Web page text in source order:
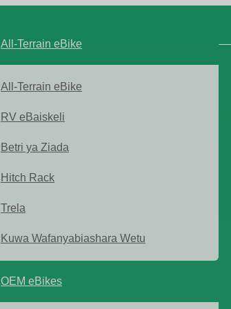
All-Terrain eBike
All-Terrain eBike
RV eBaiskeli
Betri ya Ziada
Hitch Rack
Trela
Kuwa Wafanyabiashara Wetu
OEM eBikes